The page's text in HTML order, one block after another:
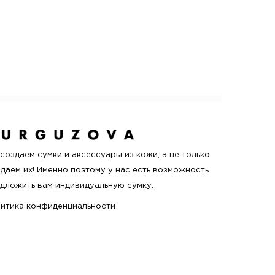
сумки и аксессуары из кожи, а не только
их! Именно поэтому у нас есть возможность
вам индивидуальную сумку.
конфиденциальности